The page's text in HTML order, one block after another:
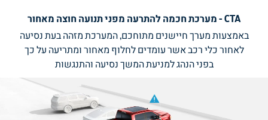
CTA - מערכת חכמה להתרעה מפני תנועה חוצה מאחור
באמצעות מערך חיישנים מתוחכם, המערכת מזהה בעת נסיעה
לאחור כלי רכב אשר עומדים לחלוף מאחור ומתריעה על כך
בפני הנהג למניעת המשך נסיעה והתנגשות